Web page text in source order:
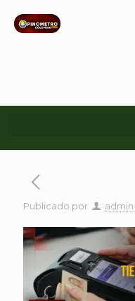
Publicado por admin